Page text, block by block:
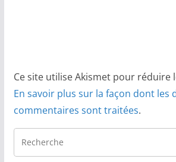
Ce site utilise Akismet pour réduire
En savoir plus sur la façon dont les
commentaires sont traitées.